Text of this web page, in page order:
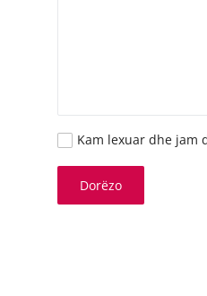
Kam lexuar dhe jam
Dorëzo